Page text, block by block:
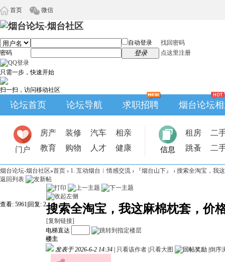
首页 微信
自动登录
找回密码
密码
登录 点这里注册
只需一步，快速开始
扫一扫，访问移动社区
论坛首页 论坛导航 求职招聘 烟台论坛
门户
房产 装修 汽车
相亲
教育
购物 人才 健康 信息
租房
二
跳蚤
二
烟台论坛-烟台社区»首页 › 1. 互动烟台︱情感交流 › 『烟台山下』 › 搜索全淘宝，我
返回列表
查看: 5961 回复: 2搜索全淘宝，我这麻棉枕套，价
[复制链接]
电梯直达
楼主
发表于 2026-6-2 14:34
只看该作者 只看大图 倒序